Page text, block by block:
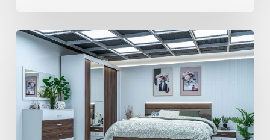
ЕЛЕГАНТНОСТ,
КОМФОРТ
ФУНКЦИОНАЛНОСТ.
РЕВЮ